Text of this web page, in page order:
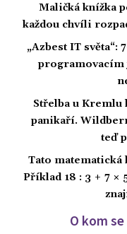
Maličká knížka
každou chvíli
„Azbest IT světa“:
programovacím
Střelba u Kremlu
panikaří.
teď
Tato matematická
Příklad 18 : 3 + 7 ×
O kom